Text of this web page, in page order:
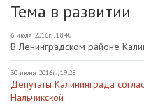
Тема в развитии
6 июля 2016г., 18:40
В Ленинградском районе
30 июня 2016г., 19:28
Депутаты Калининграда
Нальчикской